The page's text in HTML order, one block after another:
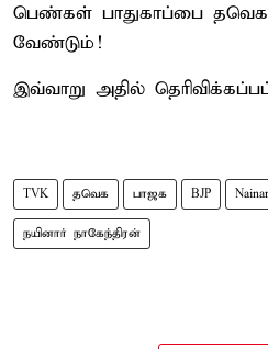
பெண்கள் பாதுகாப்பை தவெக
வேண்டும்!
இவ்வாறு அதில்
TVK தவெக பாஜக BJP
நயினார் நாகேந்திரன்